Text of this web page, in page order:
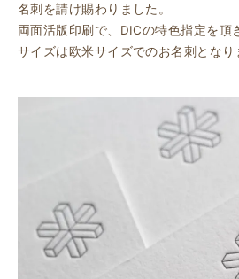
名刺を請け賜わりました。
両面活版印刷で、DICの特色指定を頂
サイズは欧米サイズでのお名刺となり